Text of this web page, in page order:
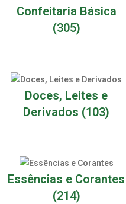
Confeitaria Básica
(305)
Doces, Leites e
Derivados (103)
Essências e Corantes
(214)